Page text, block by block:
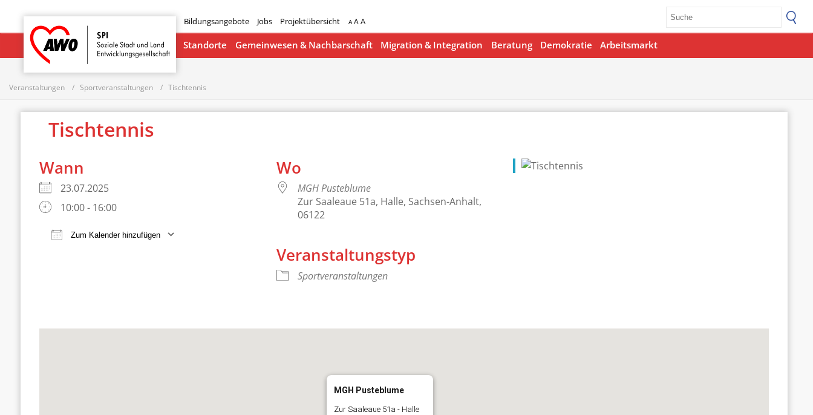
Bildungsangebote Jobs Projektübersicht A AA
Startseite
Standorte Gemeinwesen & Nachbarschaft Migration & Integration Beratung Demokratie Arbeitsmarkt
Veranstaltungen Sportveranstaltungen Tischtennis
Tischtennis
Wann
23.07.2025
10:00 - 16:00
Zum Kalender hinzufügen
Google Kalender iCalendar
Wo
MGH Pusteblume
Zur Saaleaue 51a, Halle, Sachsen-Anhalt,
06122
Veranstaltungstyp
Sportveranstaltungen
MGH Pusteblume
Zur Saaleaue 51a - Halle